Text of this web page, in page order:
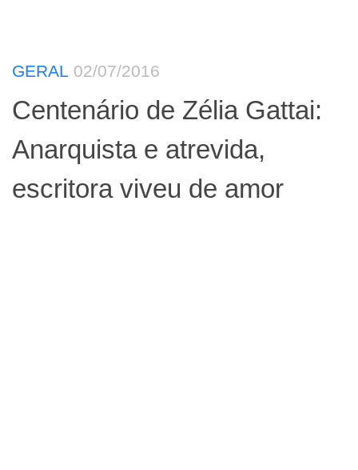
GERAL 02/07/2016
Centenário de Zélia Gattai:
Anarquista e atrevida,
escritora viveu de amor